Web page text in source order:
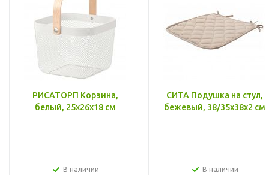
РИСАТОРП Корзина,
белый, 25x26x18 см
В наличии
СИТА Подушка на стул,
бежевый, 38/35x38x2 см
В наличии